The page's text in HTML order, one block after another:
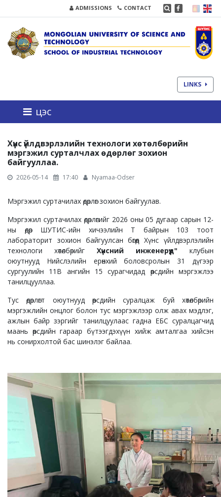
ADMISSIONS CONTACT
LINKS
цэс
Хүнс үйлдвэрлэлийн технологи хөтөлбөрийн
мэргэжил сурталчлах өдөрлөг зохион
байгууллаа.
2026-05-14 17:40 Nyamaa-Odser
Мэргэжил суртачилах өдөрлөг зохион байгуулав.
Мэргэжил суртачилах өдөрлөгийг 2026 оны 05 дугаар сарын 12-
ны өдөр ШУТИС-ийн хичээлийн Т байрын 103 тоот
лабораторит зохион байгуулсан бөгөөд Хүнс үйлдвэрлэлийн
технологи хөтөлбөрийг Хүнсний инженерүүд" клубын
оюутнууд Нийслэлийн ерөнхий боловсролын 31 дүгээр
сургуулийн 11В ангийн 15 сурагчидад өөрсдийн мэргэжлээ
танилцууллаа.
Тус өдөрлөгт оюутнууд өөрсдийн суралцаж буй хөтөлбөрийн
мэргэжлийн онцлог болон тус мэргэжлээр олж авах мэдлэг,
ажлын байр зэргийг танилцуулаас гадна ЕБС суралцагчид
маань өөрсдийн гараар бүтээгдэхүүн хийж амталгаа хийсэн
нь сонирхолтой бас шинэлэг байлаа.